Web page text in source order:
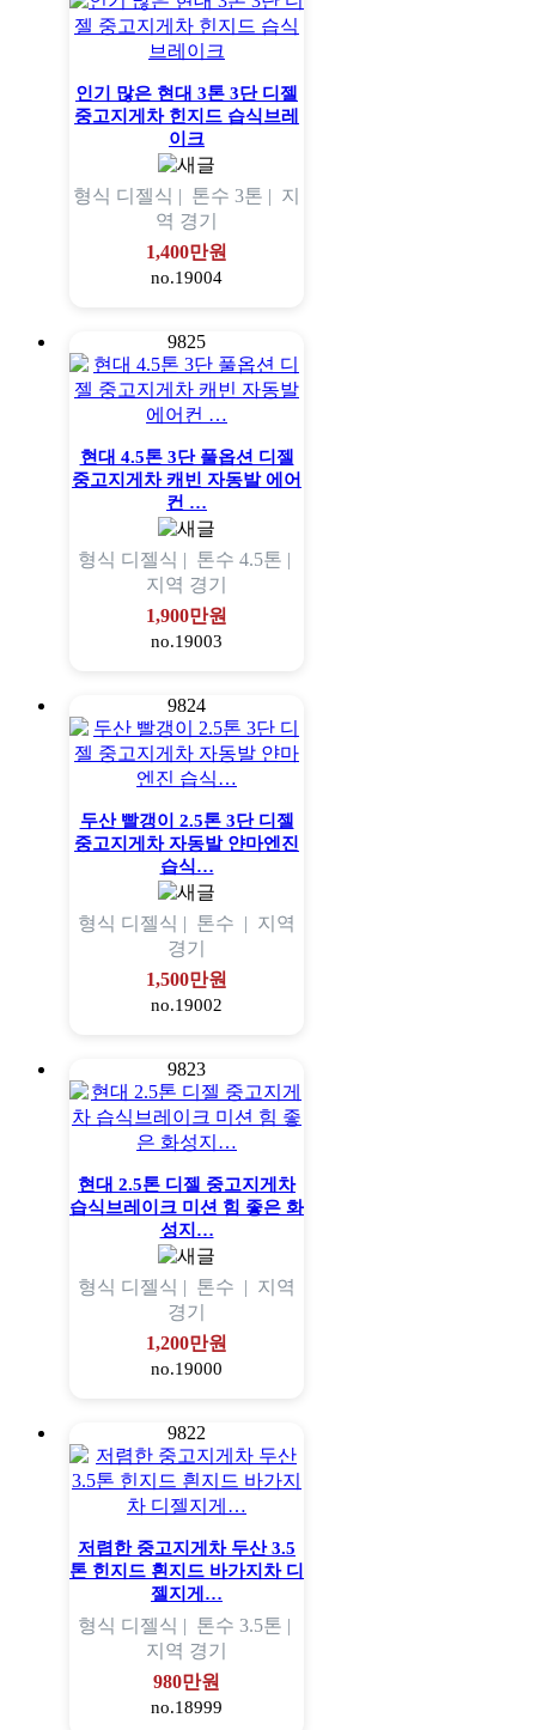
인기 많은 현대 3톤 3단 디젤
중고지게차 힌지드 습식브레
이크
형식 디젤식 | 톤수 3톤 | 지
역 경기
1,400만원
no.19004
9825
현대 4.5톤 3단 풀옵션 디젤
중고지게차 캐빈 자동발 에어
컨 …
형식 디젤식 | 톤수 4.5톤 |
지역 경기
1,900만원
no.19003
9824
두산 빨갱이 2.5톤 3단 디젤
중고지게차 자동발 얀마엔진
습식…
형식 디젤식 | 톤수 | 지역
경기
1,500만원
no.19002
9823
현대 2.5톤 디젤 중고지게차
습식브레이크 미션 힘 좋은 화
성지…
형식 디젤식 | 톤수 | 지역
경기
1,200만원
no.19000
9822
저렴한 중고지게차 두산 3.5
톤 힌지드 흰지드 바가지차 디
젤지게…
형식 디젤식 | 톤수 3.5톤 |
지역 경기
980만원
no.18999